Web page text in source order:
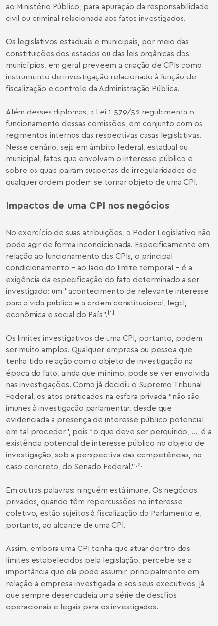
ao Ministério Público, para apuração da responsabilidade
civil ou criminal relacionada aos fatos investigados.
Os legislativos estaduais e municipais, por meio das
constituições dos estados ou das leis orgânicas dos
municípios, em geral preveem a criação de CPIs como
instrumento de investigação relacionado à função de
fiscalização e controle da Administração Pública.
Além desses diplomas, a Lei 1.579/52 regulamenta o
funcionamento dessas comissões, em conjunto com os
regimentos internos das respectivas casas legislativas.
Nesse cenário, seja em âmbito federal, estadual ou
municipal, fatos que envolvam o interesse público e
sobre os quais pairam suspeitas de irregularidades de
qualquer ordem podem se tornar objeto de uma CPI.
Impactos de uma CPI nos negócios
No exercício de suas atribuições, o Poder Legislativo não
pode agir de forma incondicionada. Especificamente em
relação ao funcionamento das CPIs, o principal
condicionamento – ao lado do limite temporal – é a
exigência da especificação do fato determinado a ser
investigado: um “acontecimento de relevante interesse
para a vida pública e a ordem constitucional, legal,
econômica e social do País”.[1]
Os limites investigativos de uma CPI, portanto, podem
ser muito amplos. Qualquer empresa ou pessoa que
tenha tido relação com o objeto de investigação na
época do fato, ainda que mínimo, pode se ver envolvida
nas investigações. Como já decidiu o Supremo Tribunal
Federal, os atos praticados na esfera privada “não são
imunes à investigação parlamentar, desde que
evidenciada a presença de interesse público potencial
em tal proceder”, pois “o que deve ser perquirido, ..., é a
existência potencial de interesse público no objeto de
investigação, sob a perspectiva das competências, no
caso concreto, do Senado Federal.”[2]
Em outras palavras: ninguém está imune. Os negócios
privados, quando têm repercussões no interesse
coletivo, estão sujeitos à fiscalização do Parlamento e,
portanto, ao alcance de uma CPI.
Assim, embora uma CPI tenha que atuar dentro dos
limites estabelecidos pela legislação, percebe-se a
importância que ela pode assumir, principalmente em
relação à empresa investigada e aos seus executivos, já
que sempre desencadeia uma série de desafios
operacionais e legais para os investigados.